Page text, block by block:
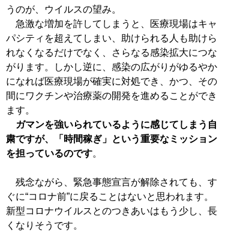
うのが、ウイルスの望み。
急激な増加を許してしまうと、医療現場はキャ
パシティを超えてしまい、助けられる人も助けら
れなくなるだけでなく、さらなる感染拡大につな
がります。しかし逆に、感染の広がりがゆるやか
になれば医療現場が確実に対処でき、かつ、その
間にワクチンや治療薬の開発を進めることができ
ます。
ガマンを強いられているように感じてしまう自
粛ですが、「時間稼ぎ」という重要なミッション
を担っているのです。
残念ながら、緊急事態宣言が解除されても、す
ぐに“コロナ前”に戻ることはないと思われます。
新型コロナウイルスとのつきあいはもう少し、長
くなりそうです。